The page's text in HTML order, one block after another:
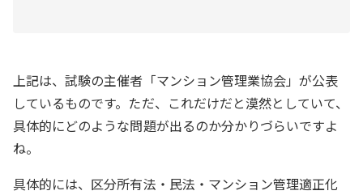
上記は、試験の主催者「マンション管理業協会」が公表
しているものです。ただ、これだけだと漠然としていて、
具体的にどのような問題が出るのか分かりづらいですよ
ね。
具体的には、区分所有法・民法・マンション管理適正化